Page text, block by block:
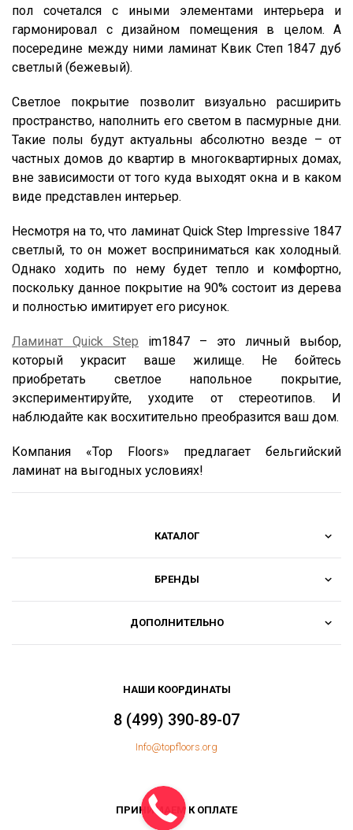
пол сочетался с иными элементами интерьера и
гармонировал с дизайном помещения в целом. А
посередине между ними ламинат Квик Степ 1847 дуб
светлый (бежевый).
Светлое покрытие позволит визуально расширить
пространство, наполнить его светом в пасмурные дни.
Такие полы будут актуальны абсолютно везде – от
частных домов до квартир в многоквартирных домах,
вне зависимости от того куда выходят окна и в каком
виде представлен интерьер.
Несмотря на то, что ламинат Quick Step Impressive 1847
светлый, то он может восприниматься как холодный.
Однако ходить по нему будет тепло и комфортно,
поскольку данное покрытие на 90% состоит из дерева
и полностью имитирует его рисунок.
Ламинат Quick Step im1847 – это личный выбор,
который украсит ваше жилище. Не бойтесь
приобретать светлое напольное покрытие,
экспериментируйте, уходите от стереотипов. И
наблюдайте как восхитительно преобразится ваш дом.
Компания «Top Floors» предлагает бельгийский
ламинат на выгодных условиях!
КАТАЛОГ
БРЕНДЫ
ДОПОЛНИТЕЛЬНО
НАШИ КООРДИНАТЫ
8 (499) 390-89-07
Info@topfloors.org
ПРИНИМАЕМ К ОПЛАТЕ